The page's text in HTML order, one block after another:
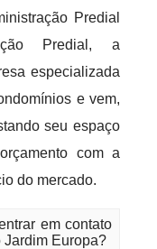
Predial
Predial, a
especializada
e vem,
seu espaço
com a
do mercado.
em contato
Jardim Europa?